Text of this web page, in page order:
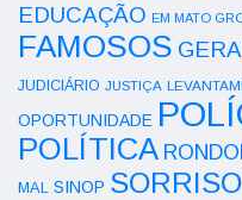
EDUCAÇÃO EM MATO
FAMOSOS
JUDICIÁRIO JUSTIÇA
OPORTUNIDADE
POLÍTICA
MAL SINOP SORRISO